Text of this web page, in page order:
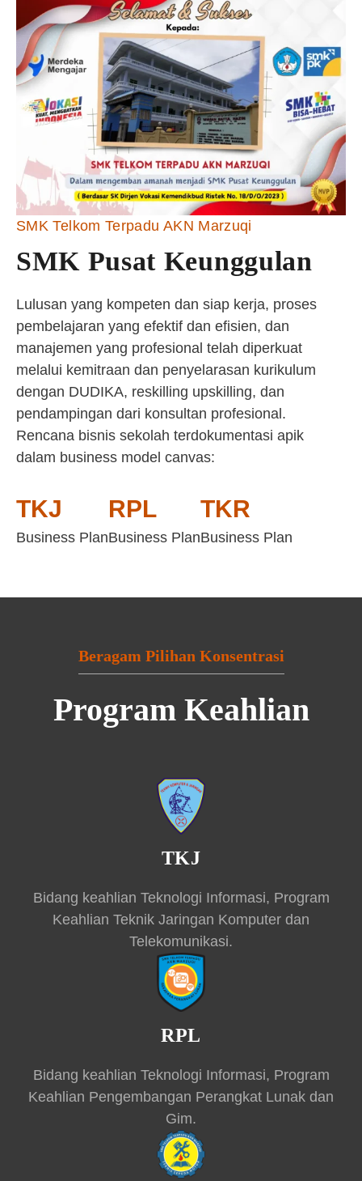
SMK Telkom Terpadu AKN Marzuqi
SMK Pusat Keunggulan
Lulusan yang kompeten dan siap kerja, proses
pembelajaran yang efektif dan efisien, dan
manajemen yang profesional telah diperkuat
melalui kemitraan dan penyelarasan kurikulum
dengan DUDIKA, reskilling upskilling, dan
pendampingan dari konsultan profesional.
Rencana bisnis sekolah terdokumentasi apik
dalam business model canvas:
TKJ
Business Plan
RPL
Business Plan
TKR
Business Plan
Beragam Pilihan Konsentrasi
Program Keahlian
TKJ
Bidang keahlian Teknologi Informasi, Program
Keahlian Teknik Jaringan Komputer dan
Telekomunikasi.
RPL
Bidang keahlian Teknologi Informasi, Program
Keahlian Pengembangan Perangkat Lunak dan
Gim.